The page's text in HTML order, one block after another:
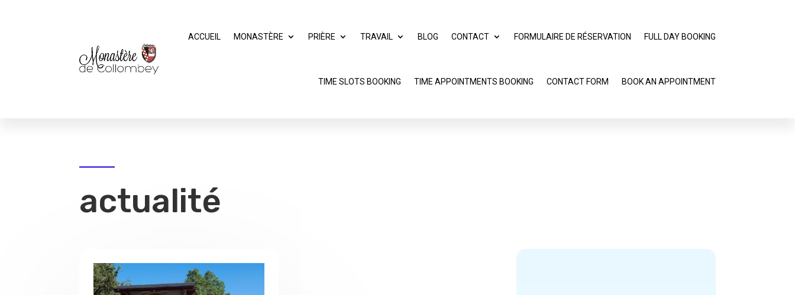
ACCUEIL MONASTÈRE PRIÈRE TRAVAIL BLOG CONTACT FORMULAIRE DE RÉSERVATION FULL DAY BOOKING
TIME SLOTS BOOKING TIME APPOINTMENTS BOOKING CONTACT FORM BOOK AN APPOINTMENT
actualité